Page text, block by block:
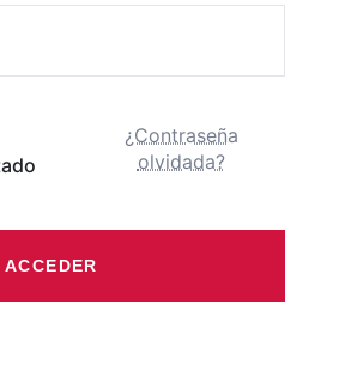
¿Contraseña
olvidada?
ACCEDER